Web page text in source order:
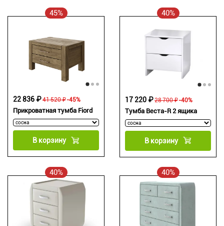
45%
Прикроватная тумба Fiord
41 520 ₽
22 836 ₽ -45%
В корзину
40%
Тумба Веста-R 2 ящика
28 700 ₽
17 220 ₽ -40%
В корзину
40% 40%